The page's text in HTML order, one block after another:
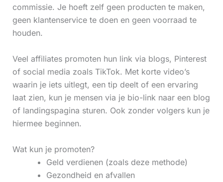
commissie. Je hoeft zelf geen producten te maken,
geen klantenservice te doen en geen voorraad te
houden.
Veel affiliates promoten hun link via blogs, Pinterest
of social media zoals TikTok. Met korte video’s
waarin je iets uitlegt, een tip deelt of een ervaring
laat zien, kun je mensen via je bio-link naar een blog
of landingspagina sturen. Ook zonder volgers kun je
hiermee beginnen.
Wat kun je promoten?
Geld verdienen (zoals deze methode)
Gezondheid en afvallen